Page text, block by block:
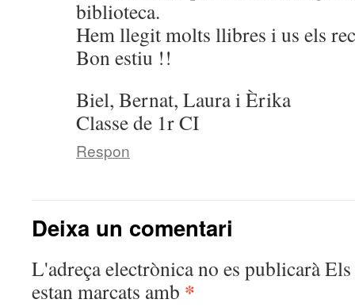
biblioteca.
Hem llegit molts llibres i us els
Bon estiu !!
Biel, Bernat, Laura i Èrika
Classe de 1r CI
Respon
Deixa un comentari
L'adreça electrònica no es publicaràEls
estan marcats amb *